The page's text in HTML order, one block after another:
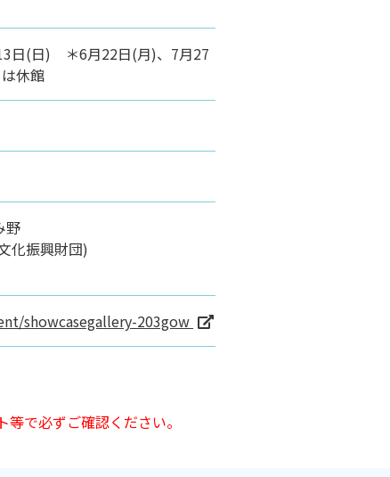
日(日) ＊6月22日(月)、7月27
休館
野
化振興財団)
showcasegallery-203gow
で必ずご確認ください。